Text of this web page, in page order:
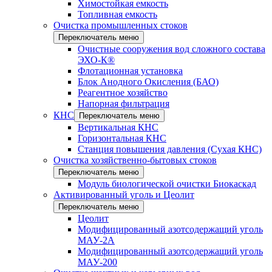
Химостойкая емкость
Топливная емкость
Очистка промышленных стоков
Переключатель меню
Очистные сооружения вод сложного состава
ЭХО-К®
Флотационная установка
Блок Анодного Окисления (БАО)
Реагентное хозяйство
Напорная фильтрация
КНС
Переключатель меню
Вертикальная КНС
Горизонтальная КНС
Станция повышения давления (Сухая КНС)
Очистка хозяйственно-бытовых стоков
Переключатель меню
Модуль биологической очистки Биокаскад
Активированный уголь и Цеолит
Переключатель меню
Цеолит
Модифицированный азотсодержащий уголь
МАУ-2А
Модифицированный азотсодержащий уголь
МАУ-200